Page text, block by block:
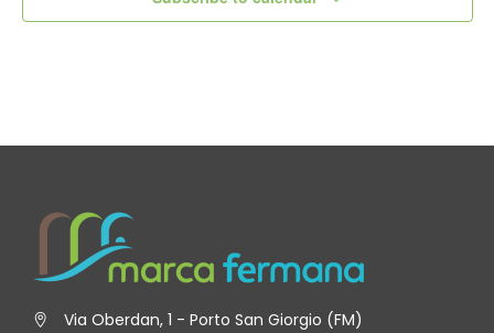
Via Oberdan, 1 - Porto San Giorgio (FM)